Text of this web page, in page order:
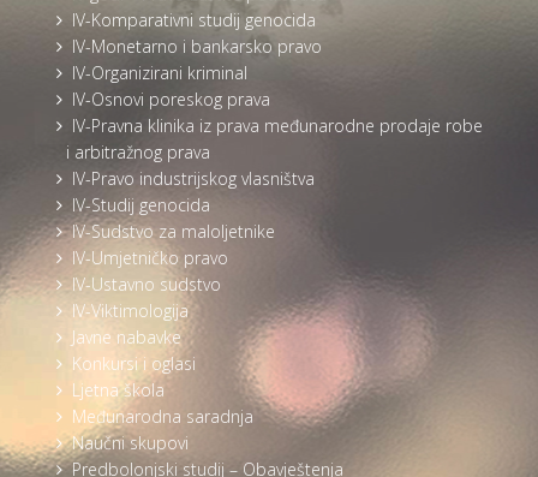
IV-Komparativni studij genocida
IV-Monetarno i bankarsko pravo
IV-Organizirani kriminal
IV-Osnovi poreskog prava
IV-Pravna klinika iz prava međunarodne prodaje robe
i arbitražnog prava
IV-Pravo industrijskog vlasništva
IV-Studij genocida
IV-Sudstvo za maloljetnike
IV-Umjetničko pravo
IV-Ustavno sudstvo
IV-Viktimologija
Javne nabavke
Konkursi i oglasi
Ljetna škola
Međunarodna saradnja
Naučni skupovi
Predbolonjski studij – Obavještenja